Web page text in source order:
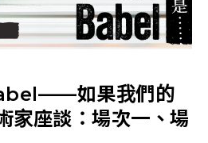
如果我們的
家座談：場次一、場